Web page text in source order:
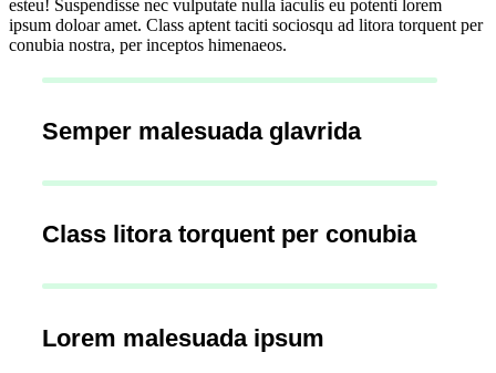
esteu! Suspendisse nec vulputate nulla iaculis eu potenti lorem
ipsum doloar amet. Class aptent taciti sociosqu ad litora torquent per
conubia nostra, per inceptos himenaeos.
Semper malesuada glavrida
Class litora torquent per conubia
Lorem malesuada ipsum